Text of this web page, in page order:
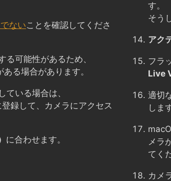
ないことを確認してくださ
可能性があるため、
る場合があります。
ている場合は、
録して、カメラにアクセス
に合わせます。
す。
そう
アク
フラ
Live
適切
しま
メラ
てく
カメ